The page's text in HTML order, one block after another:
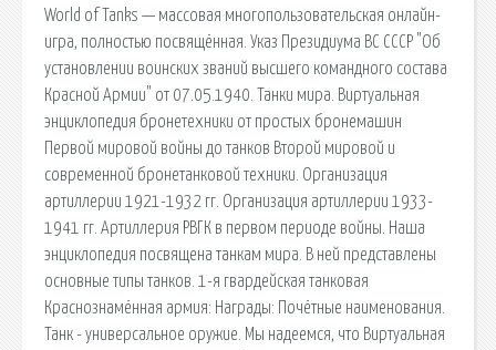
World of Tanks — массовая многопользовательская онлайн-
игра, полностью посвящённая. Указ Президиума ВС СССР "Об
установлении воинских званий высшего командного состава
Красной Армии" от 07.05.1940. Танки мира. Виртуальная
энциклопедия бронетехники от простых бронемашин
Первой мировой войны до танков Второй мировой и
современной бронетанковой техники. Организация
артиллерии 1921-1932 гг. Организация артиллерии 1933-
1941 гг. Артиллерия РВГК в первом периоде войны. Наша
энциклопедия посвящена танкам мира. В ней представлены
основные типы танков. 1-я гвардейская танковая
Краснознамённая армия: Награды: Почётные наименования.
Танк - универсальное оружие. Мы надеемся, что Виртуальная